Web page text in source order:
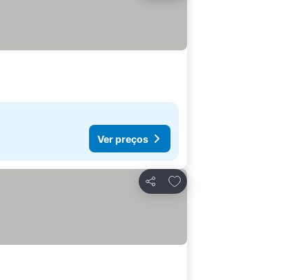
Ver preços
Partilhar
Adicionar aos favoritos